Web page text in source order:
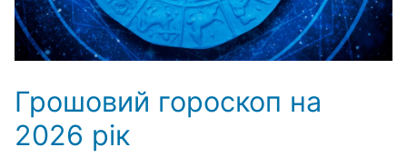
Грошовий гороскоп на
2026 рік